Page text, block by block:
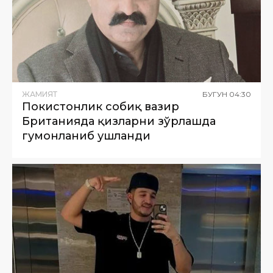
ЖАМИЯТ БУГУН 04:30
Покистонлик собиқ вазир
Британияда қизларни зўрлашда
гумонланиб ушланди